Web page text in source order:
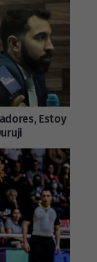
Estoy